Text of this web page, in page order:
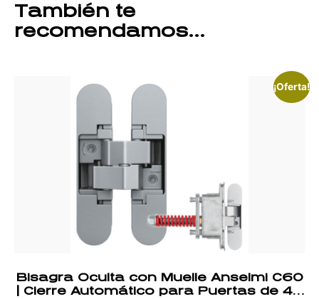
También te
recomendamos…
¡Oferta!
Bisagra Oculta con Muelle Anselmi C60
| Cierre Automático para Puertas de 40